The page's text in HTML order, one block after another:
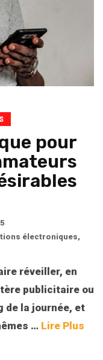
pour
électroniques,
réveiller, en
publicitaire ou
de la journée, et
… Lire Plus